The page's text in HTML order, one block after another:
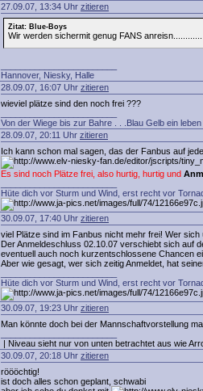
27.09.07, 13:34 Uhr zitieren
Zitat: Blue-Boys
Wir werden sichermit genug FANS
Hannover, Niesky, Halle
28.09.07, 16:07 Uhr zitieren
wieviel plätze sind den noch frei ???
Von der Wiege bis zur Bahre . . .Blau Gelb ein
28.09.07, 20:11 Uhr zitieren
Ich kann schon mal sagen, das der Fanbus auf
Es sind noch Plätze frei, also hurtig, hurtig und
Hüte dich vor Sturm und Wind, erst recht vor
30.09.07, 17:40 Uhr zitieren
viel Plätze sind im Fanbus nicht mehr frei! Wer
Der Anmeldeschluss 02.10.07 verschiebt sich auf
eventuell auch noch kurzentschlossene Chancen
Aber wie gesagt, wer sich zeitig Anmeldet, hat
Hüte dich vor Sturm und Wind, erst recht vor
30.09.07, 19:23 Uhr zitieren
Man könnte doch bei der Mannschaftvorstellung
| Niveau sieht nur von unten betrachtet aus wie
30.09.07, 20:18 Uhr zitieren
röööchtig!
ist doch alles schon geplant, schwabi